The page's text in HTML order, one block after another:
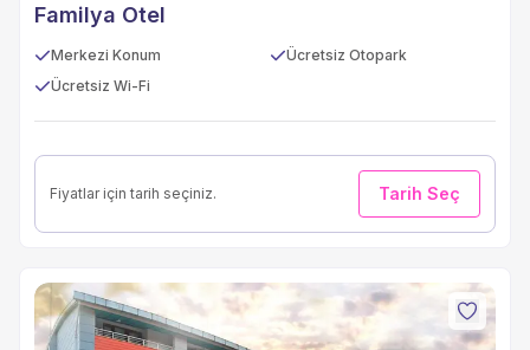
Familya Otel
Merkezi Konum
Ücretsiz Otopark
Ücretsiz Wi-Fi
Fiyatlar için tarih seçiniz. Tarih Seç